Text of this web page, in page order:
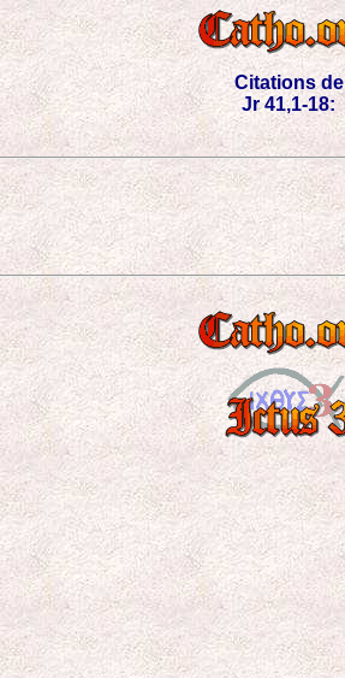
Citations de
Jr 41,1-18: